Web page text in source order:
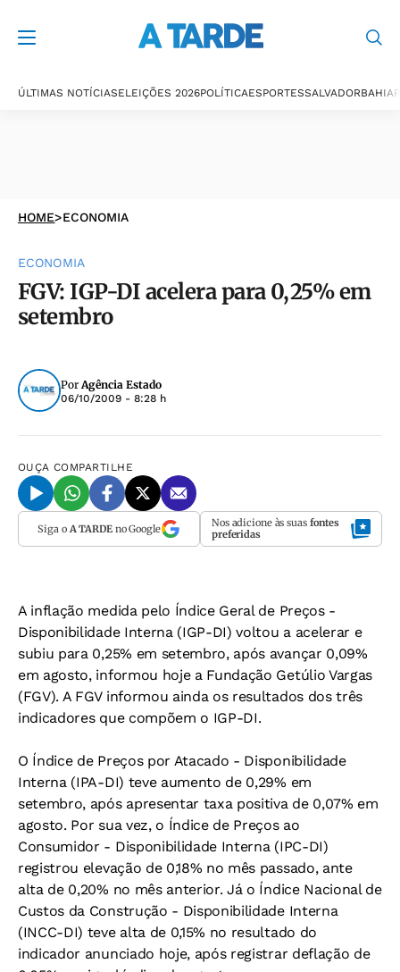
ÚLTIMAS NOTÍCIASELEIÇÕES 2026POLÍTICAESPORTESSALVADORBAHIA
HOME>ECONOMIA
ECONOMIA
FGV: IGP-DI acelera para 0,25% em
setembro
PorAgência Estado
06/10/2009 - 8:28 h
OUÇA COMPARTILHE
Siga o A TARDEno Google Nos adicione às suas fontes
preferidas
A inflação medida pelo Índice Geral de Preços -
Disponibilidade Interna (IGP-DI) voltou a acelerar e
subiu para 0,25% em setembro, após avançar 0,09%
em agosto, informou hoje a Fundação Getúlio Vargas
(FGV). A FGV informou ainda os resultados dos três
indicadores que compõem o IGP-DI.
O Índice de Preços por Atacado - Disponibilidade
Interna (IPA-DI) teve aumento de 0,29% em
setembro, após apresentar taxa positiva de 0,07% em
agosto. Por sua vez, o Índice de Preços ao
Consumidor - Disponibilidade Interna (IPC-DI)
registrou elevação de 0,18% no mês passado, ante
alta de 0,20% no mês anterior. Já o Índice Nacional de
Custos da Construção - Disponibilidade Interna
(INCC-DI) teve alta de 0,15% no resultado do
indicador anunciado hoje, após registrar deflação de